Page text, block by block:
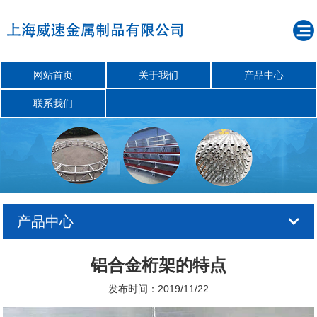
网站首页 关于我们 产品中心
联系我们
产品中心
铝合金桁架的特点
发布时间：2019/11/22